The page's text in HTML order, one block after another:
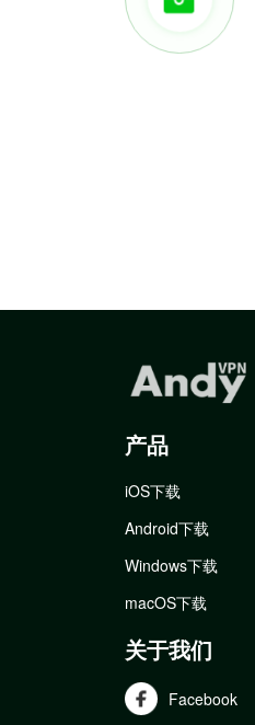
产品
iOS下载
Android下载
Windows下载
macOS下载
关于我们
Facebook